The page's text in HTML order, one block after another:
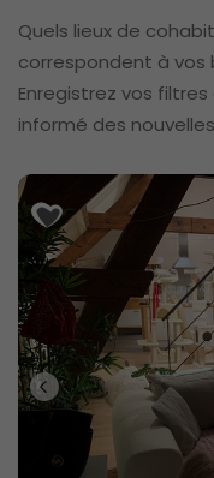
Se
Quels lieux de
correspondent à vos
Enregistrez vos
informé des